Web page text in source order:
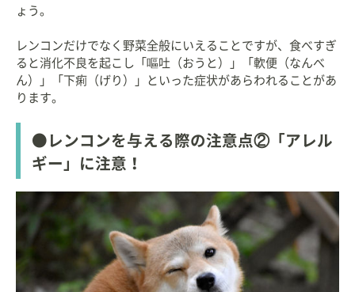
ょう。
レンコンだけでなく野菜全般にいえることですが、食べすぎ
ると消化不良を起こし「嘔吐（おうと）」「軟便（なんべ
ん）」「下痢（げり）」といった症状があらわれることがあ
ります。
●レンコンを与える際の注意点②「アレル
ギー」に注意！